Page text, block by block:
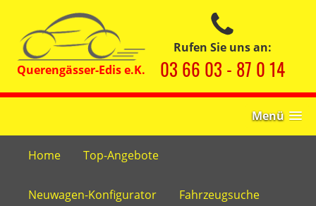
Rufen Sie uns an:
03 66 03 - 87 0 14
Menü
Home Top-Angebote
Neuwagen-Konfigurator Fahrzeugsuche